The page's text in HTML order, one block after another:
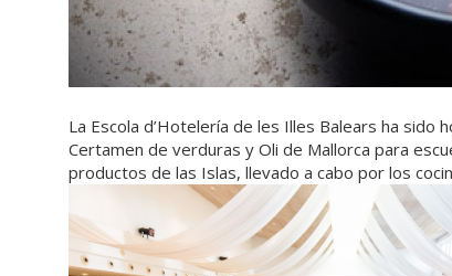
La Escola d’Hotelería de les Illes Balears ha sido
Certamen de verduras y Oli de Mallorca para
productos de las Islas, llevado a cabo por los